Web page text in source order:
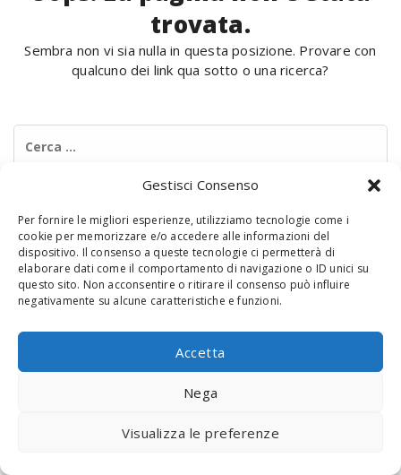
Gestisci Consenso
Per fornire le migliori esperienze, utilizziamo tecnologie come i
cookie per memorizzare e/o accedere alle informazioni del
dispositivo. Il consenso a queste tecnologie ci permetterà di
elaborare dati come il comportamento di navigazione o ID unici su
questo sito. Non acconsentire o ritirare il consenso può influire
negativamente su alcune caratteristiche e funzioni.
Accetta
Nega
Visualizza le preferenze
trovata.
Sembra non vi sia nulla in questa posizione. Provare con
qualcuno dei link qua sotto o una ricerca?
© 2020 Digital Touch Menu. Menu realizzato da